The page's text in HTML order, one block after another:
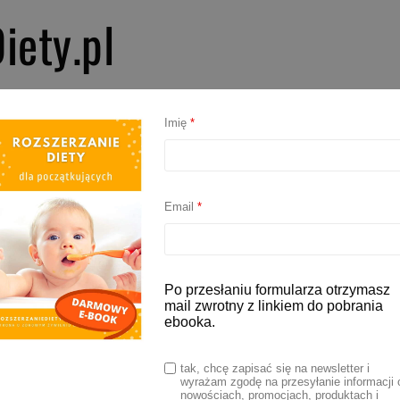
karmione piersią
niemowlę?
2026
niemowlę? Te pytanie często pojawiają się w
Imię *
Email *
Po przesłaniu formularza otrzymasz
mail zwrotny z linkiem do pobrania
ebooka.
tak, chcę zapisać się na newsletter i
wyrażam zgodę na przesyłanie informacji
nowościach, promocjach, produktach i